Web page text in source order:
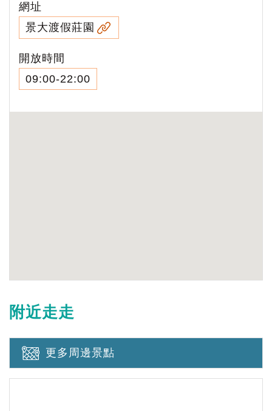
網址
景大渡假莊園
開放時間
09:00-22:00
附近走走
更多周邊景點